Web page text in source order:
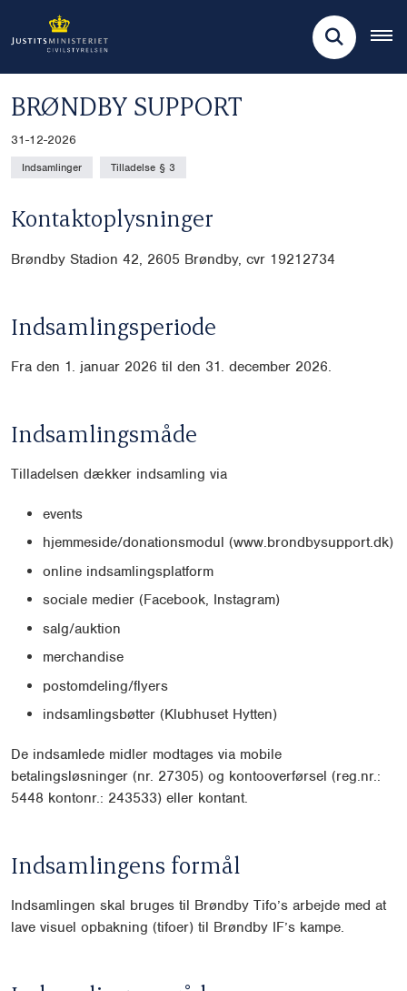
BRØNDBY SUPPORT
31-12-2026
Indsamlinger Tilladelse § 3
Kontaktoplysninger
Brøndby Stadion 42, 2605 Brøndby, cvr 19212734
Indsamlingsperiode
Fra den 1. januar 2026 til den 31. december 2026.
Indsamlingsmåde
Tilladelsen dækker indsamling via
events
hjemmeside/donationsmodul (www.brondbysupport.dk)
online indsamlingsplatform
sociale medier (Facebook, Instagram)
salg/auktion
merchandise
postomdeling/flyers
indsamlingsbøtter (Klubhuset Hytten)
De indsamlede midler modtages via mobile
betalingsløsninger (nr. 27305) og kontooverførsel (reg.nr.:
5448 kontonr.: 243533) eller kontant.
Indsamlingens formål
Indsamlingen skal bruges til Brøndby Tifo’s arbejde med at
lave visuel opbakning (tifoer) til Brøndby IF’s kampe.